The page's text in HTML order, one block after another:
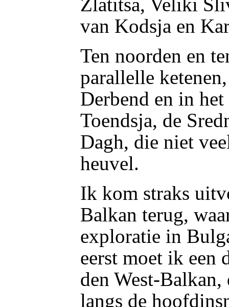
van Kodsja en
Ten noorden en
parallelle
Derbend en in
Toendsja, de
Dagh, die niet
heuvel.
Ik kom straks
Balkan terug,
exploratie in
eerst moet ik een
den West-
langs de